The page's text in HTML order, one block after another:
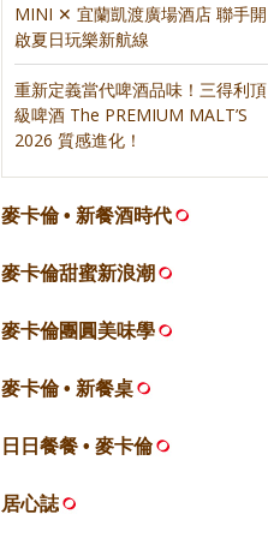
MINI ✕ 宜蘭凱渡廣場酒店 聯手開
啟夏日玩樂新航線
重新定義當代啤酒品味！三得利頂
級啤酒 The PREMIUM MALT’S
2026 質感進化！
麥卡倫 • 新餐酒時代
麥卡倫甜蜜新浪潮
麥卡倫團圓美味學
麥卡倫 • 新餐桌
日日餐餐 • 麥卡倫
居心誌